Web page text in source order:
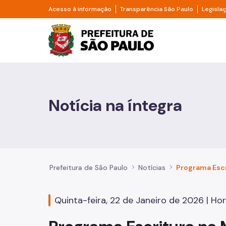
Pular para o Conteúdo principal
Acesso à informação Divisor de acesso à informação
Transparência São Paulo Divisor
Prefeitura de São
Casa e Moradia
Educação
Notícia na íntegra
Prefeitura de São Paulo Notícias
Quinta-feira, 22 de Janeiro de 2026 |